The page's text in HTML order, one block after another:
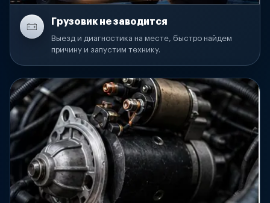
Грузовик не заводится
Выезд и диагностика на месте, быстро найдем
причину и запустим технику.